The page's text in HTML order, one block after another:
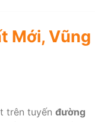
Mới, Vũng
trên tuyến đường